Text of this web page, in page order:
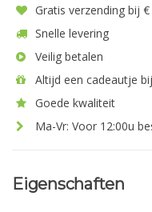
Gratis verzending bij
Snelle levering
Veilig betalen
Altijd een cadeautje
Goede kwaliteit
Ma-Vr: Voor 12:00u
Eigenschaften